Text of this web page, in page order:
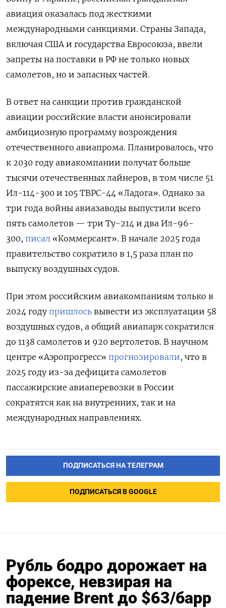
авиация оказалась под жесткими
международными санкциями. Страны Запада,
включая США и государства Евросоюза, ввели
запреты на поставки в РФ не только новых
самолетов, но и запасных частей.
В ответ на санкции против гражданской
авиации российские власти анонсировали
амбициозную программу возрождения
отечественного авиапрома. Планировалось, что
к 2030 году авиакомпании получат больше
тысячи отечественных лайнеров, в том числе 51
Ил-114-300 и 105 ТВРС-44 «Ладога». Однако за
три года войны авиазаводы выпустили всего
пять самолетов — три Ту-214 и два Ил-96-
300, писал «Коммерсант». В начале 2025 года
правительство сократило в 1,5 раза план по
выпуску воздушных судов.
При этом российским авиакомпаниям только в
2024 году пришлось вывести из эксплуатации 58
воздушных судов, а общий авиапарк сократился
до 1138 самолетов и 920 вертолетов. В научном
центре «Аэропрогресс» прогнозировали, что в
2025 году из-за дефицита самолетов
пассажирские авиаперевозки в России
сократятся как на внутренних, так и на
международных направлениях.
ПОДПИСАТЬСЯ НА ТЕЛЕГРАМ
ПОДПИСАТЬСЯ В GOOGLE
Рубль бодро дорожает на
форексе, невзирая на
падение Brent до $63/барр